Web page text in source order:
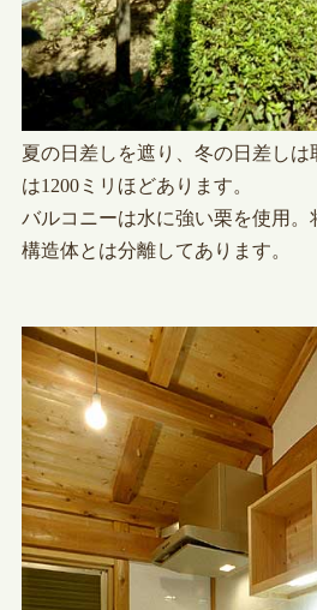
夏の日差しを遮り、冬の日差しは
は1200ミリほどあります。
バルコニーは水に強い栗を使用。
構造体とは分離してあります。